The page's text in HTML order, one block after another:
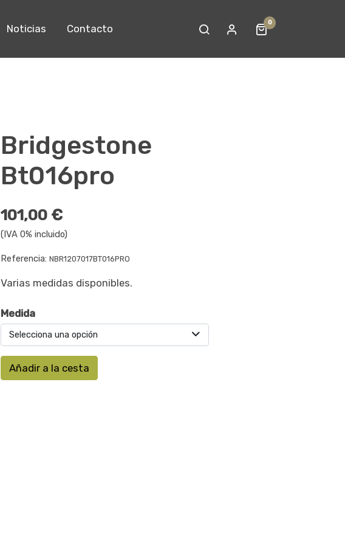
Noticias Contacto 0
Bridgestone
Bt016pro
101,00 €
(IVA 0% incluido)
Referencia:NBR1207017BT016PRO
Varias medidas disponibles.
Medida
Selecciona una opción
Añadir a la cesta